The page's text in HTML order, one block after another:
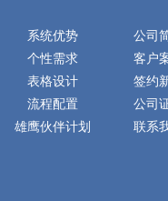
系统优势
个性需求
表格设计
流程配置
雄鹰伙伴计划
公司
客户
签约
公司
联系